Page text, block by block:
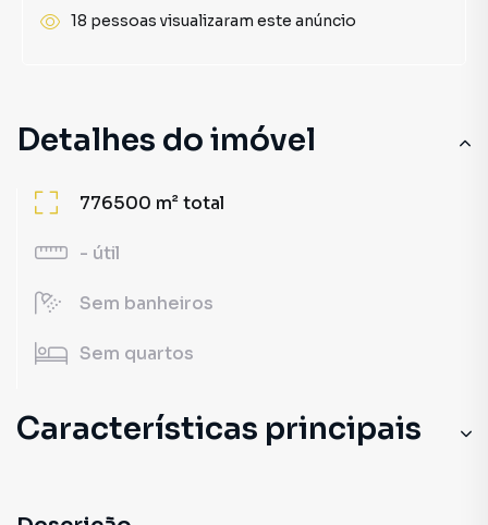
Detalhes do imóvel
776500 m²total
- útil
Sem banheiros
Sem quartos
Características principais
18 pessoas visualizaram este anúncio